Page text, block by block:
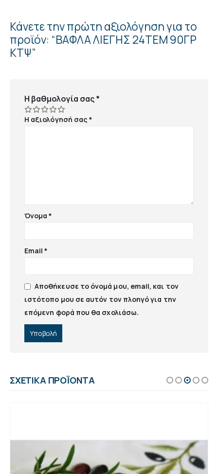
Κάνετε την πρώτη αξιολόγηση για το
προϊόν: “ΒΑΦΛΑ ΛΙΕΓΗΣ 24ΤΕΜ 90ΓΡ
ΚΤΨ”
Η βαθμολογία σας*
Η αξιολόγησή σας*
Όνομα*
Email*
Αποθήκευσε το όνομά μου, email, και τον
ιστότοπο μου σε αυτόν τον πλοηγό για την
επόμενη φορά που θα σχολιάσω.
ΣΧΕΤΙΚΆ ΠΡΟΪΌΝΤΑ